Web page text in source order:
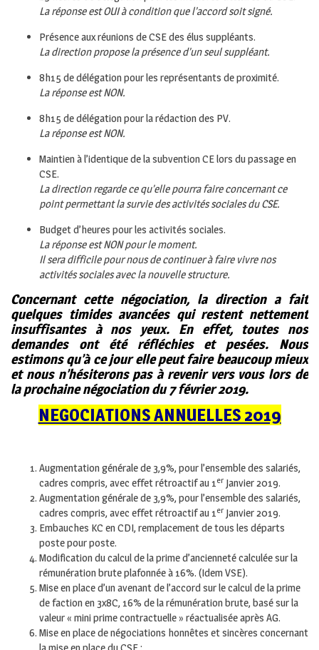
La réponse est OUI à condition que l’accord soit signé.
Présence aux réunions de CSE des élus suppléants.
La direction propose la présence d’un seul suppléant.
8h15 de délégation pour les représentants de proximité.
La réponse est NON.
8h15 de délégation pour la rédaction des PV.
La réponse est NON.
Maintien à l’identique de la subvention CE lors du passage en
CSE.
La direction regarde ce qu’elle pourra faire concernant ce
point permettant la survie des activités sociales du CSE.
Budget d’heures pour les activités sociales.
La réponse est NON pour le moment.
Il sera difficile pour nous de continuer à faire vivre nos
activités sociales avec la nouvelle structure.
Concernant cette négociation, la direction a fait
quelques timides avancées qui restent nettement
insuffisantes à nos yeux. En effet, toutes nos
demandes ont été réfléchies et pesées. Nous
estimons qu’à ce jour elle peut faire beaucoup mieux
et nous n’hésiterons pas à revenir vers vous lors de
la prochaine négociation du 7 février 2019.
NEGOCIATIONS ANNUELLES 2019
Augmentation générale de 3,9%, pour l’ensemble des salariés,
cadres compris, avec effet rétroactif au 1er Janvier 2019.
Augmentation générale de 3,9%, pour l’ensemble des salariés,
cadres compris, avec effet rétroactif au 1er Janvier 2019.
Embauches KC en CDI, remplacement de tous les départs
poste pour poste.
Modification du calcul de la prime d’ancienneté calculée sur la
rémunération brute plafonnée à 16%. (Idem VSE).
Mise en place d’un avenant de l’accord sur le calcul de la prime
de faction en 3x8C, 16% de la rémunération brute, basé sur la
valeur « mini prime contractuelle » réactualisée après AG.
Mise en place de négociations honnêtes et sincères concernant